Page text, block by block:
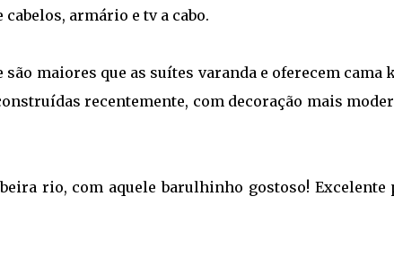
armário e tv a cabo.
maiores que as suítes varanda e oferecem cama
recentemente, com decoração mais
rio, com aquele barulhinho gostoso! Excelente